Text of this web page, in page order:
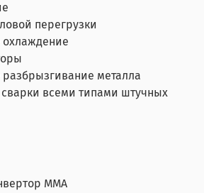
перегрузки
металла
всеми типами штучных
ММА